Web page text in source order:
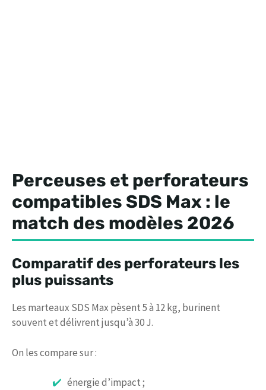
Perceuses et perforateurs
compatibles SDS Max : le
match des modèles 2026
Comparatif des perforateurs les
plus puissants
Les marteaux SDS Max pèsent 5 à 12 kg, burinent
souvent et délivrent jusqu’à 30 J.
On les compare sur :
énergie d’impact ;